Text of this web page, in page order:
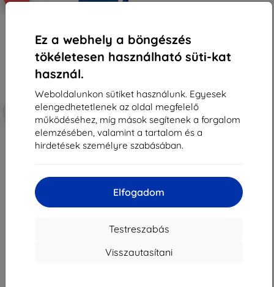
Ez a webhely a böngészés
tökéletesen használható süti-kat
használ.
Weboldalunkon sütiket használunk. Egyesek
elengedhetetlenek az oldal megfelelő
működéséhez, míg mások segítenek a forgalom
elemzésében, valamint a tartalom és a
hirdetések személyre szabásában.
Elfogadom
Testreszabás
Visszautasítani
Kedvezmény
kuponnal
EXTRA10
3MK FlexibleGlass Samsung A5
A520 2017 hibrid üveg
Raktáron > 5 darab